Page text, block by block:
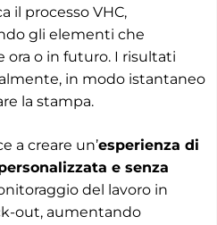
il processo VHC,
gli elementi che
o in futuro. I risultati
in modo istantaneo
la stampa.
a creare un’esperienza di
e senza
del lavoro in
out, aumentando